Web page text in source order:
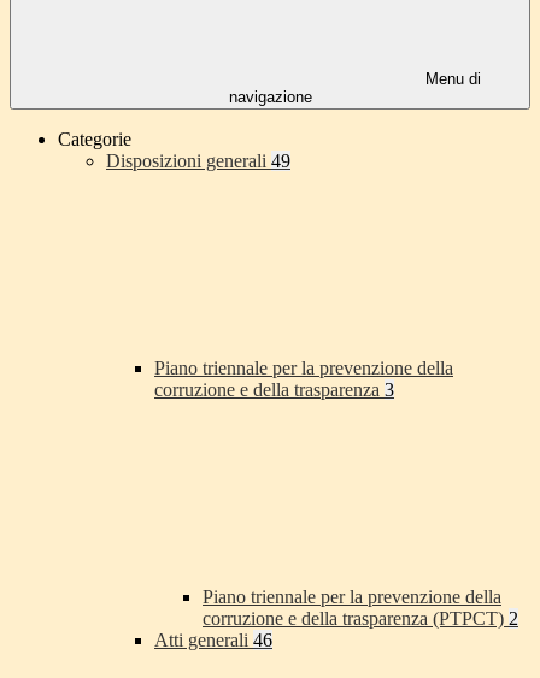
Menu di
navigazione
Categorie
Disposizioni generali 49
Piano triennale per la prevenzione della
corruzione e della trasparenza 3
Piano triennale per la prevenzione della
corruzione e della trasparenza (PTPCT) 2
Atti generali 46